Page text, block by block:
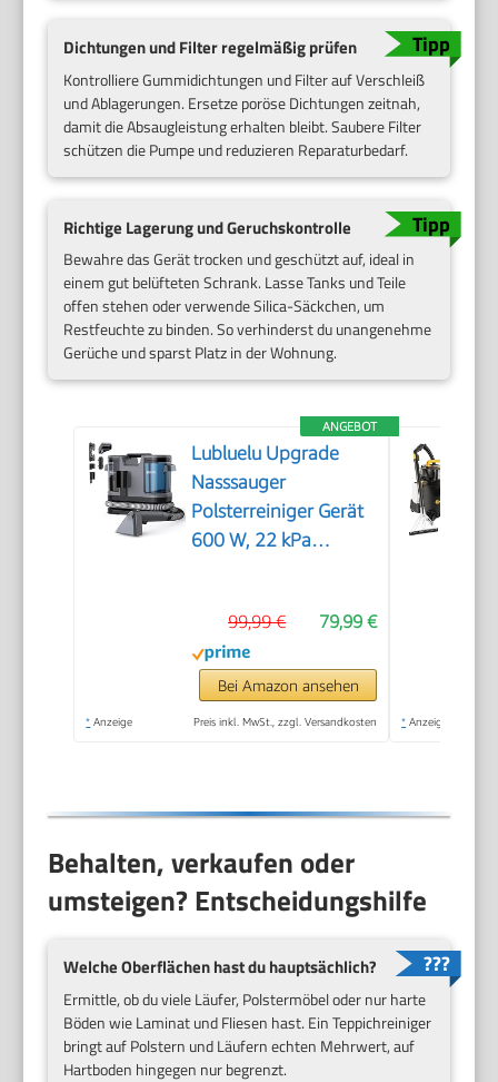
Dichtungen und Filter regelmäßig prüfen
Kontrolliere Gummidichtungen und Filter auf Verschleiß
und Ablagerungen. Ersetze poröse Dichtungen zeitnah,
damit die Absaugleistung erhalten bleibt. Saubere Filter
schützen die Pumpe und reduzieren Reparaturbedarf.
Richtige Lagerung und Geruchskontrolle
Bewahre das Gerät trocken und geschützt auf, ideal in
einem gut belüfteten Schrank. Lasse Tanks und Teile
offen stehen oder verwende Silica-Säckchen, um
Restfeuchte zu binden. So verhinderst du unangenehme
Gerüche und sparst Platz in der Wohnung.
ANGEBOT
Lubluelu Upgrade
Nasssauger
Polsterreiniger Gerät
600 W, 22 kPa
79,99 €
99,99 €
Bei Amazon ansehen
* Anzeige Preis inkl. MwSt., zzgl. Versandkosten * Anzeige
Behalten, verkaufen oder
umsteigen? Entscheidungshilfe
Welche Oberflächen hast du hauptsächlich?
Ermittle, ob du viele Läufer, Polstermöbel oder nur harte
Böden wie Laminat und Fliesen hast. Ein Teppichreiniger
bringt auf Polstern und Läufern echten Mehrwert, auf
Hartboden hingegen nur begrenzt.